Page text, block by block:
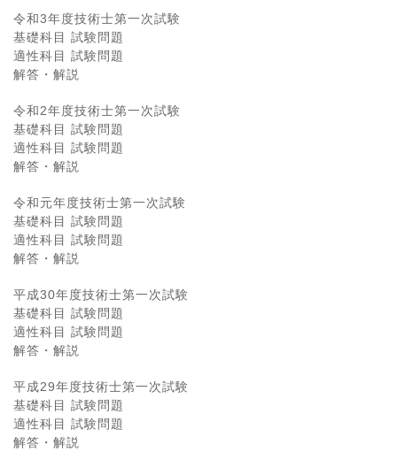
令和3年度技術士第一次試験
基礎科目 試験問題
適性科目 試験問題
解答・解説
令和2年度技術士第一次試験
基礎科目 試験問題
適性科目 試験問題
解答・解説
令和元年度技術士第一次試験
基礎科目 試験問題
適性科目 試験問題
解答・解説
平成30年度技術士第一次試験
基礎科目 試験問題
適性科目 試験問題
解答・解説
平成29年度技術士第一次試験
基礎科目 試験問題
適性科目 試験問題
解答・解説